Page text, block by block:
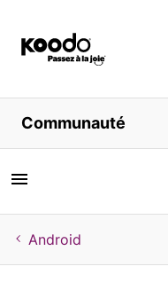
Magasiner
Libre service
Aide
Communauté
Android